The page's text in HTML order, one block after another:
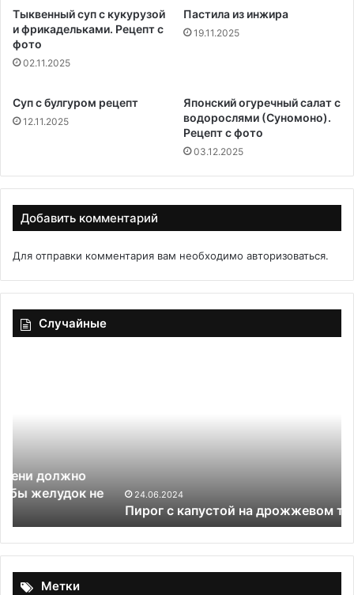
Тыквенный суп с кукурузой
и фрикадельками. Рецепт с
фото
02.11.2025
Пастила из инжира
19.11.2025
Суп с булгуром рецепт
12.11.2025
Японский огуречный салат с
водорослями (Суномоно).
Рецепт с фото
03.12.2025
Добавить комментарий
Для отправки комментария вам необходимо авторизоваться.
Случайные
24.06.2024
Пирог с капустой на дрожжевом тесте
Метки